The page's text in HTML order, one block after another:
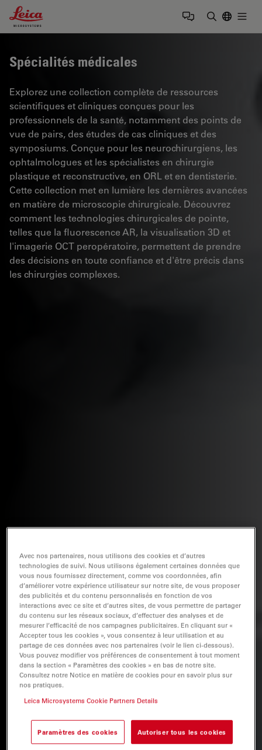
Leica Microsystems Logo
Spécialités médicales
Explorez une collection complète de ressources
scientifiques et cliniques conçues pour les
professionnels de la santé, notamment des points de
vue de pairs, des études de cas cliniques et des
symposiums. Conçue pour les neurochirurgiens, les
ophtalmologues et les spécialistes en chirurgie
plastique et reconstructive, en ORL et en dentisterie.
Cette collection met en lumière les dernières avancées
en matière de microscopie chirurgicale. Découvrez
comment les technologies chirurgicales de pointe,
telles que la fluorescence AR, la visualisation 3D et
l'imagerie OCT peropératoire, permettent de prendre
des décisions en toute confiance et d'être précis dans
les chirurgies complexes.
Avec nos partenaires, nous utilisons des cookies et d’autres
technologies de suivi. Nous utilisons également certaines données que
vous nous fournissez directement, comme vos coordonnées, afin
d’améliorer votre expérience utilisateur sur notre site, de vous proposer
des publicités et du contenu personnalisés en fonction de vos
interactions avec ce site et d’autres sites, de vous permettre de partager
du contenu sur les réseaux sociaux, d’effectuer des analyses et de
mesurer l’efficacité de nos campagnes publicitaires. En cliquant sur «
Accepter tous les cookies », vous consentez à leur utilisation et au
partage de ces données avec nos partenaires (voir le lien ci-dessous).
Vous pouvez modifier vos préférences de consentement à tout moment
dans la section « Paramètres des cookies » en bas de notre site.
Consultez notre Notice en matière de cookies pour en savoir plus sur
nos pratiques.
Leica Microsystems Cookie Partners Details
Paramètres des cookies Autoriser tous les cookies